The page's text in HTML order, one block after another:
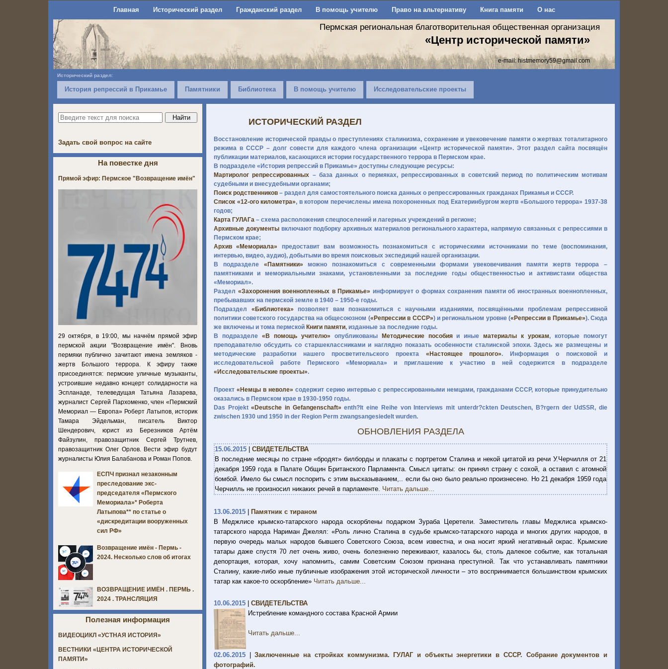
Главная Исторический раздел Гражданский раздел В помощь учителю Право на альтернативу Книга памяти О нас
Пермская региональная благотворительная общественная организация
«Центр исторической памяти»
e-mail:histmemory59@gmail.com
Исторический раздел:
История репрессий в Прикамье Памятники Библиотека В помощь учителю Исследовательские проекты
ИСТОРИЧЕСКИЙ РАЗДЕЛ
Восстановление исторической правды о преступлениях сталинизма, сохранение и увековечение памяти о жертвах тоталитарного
режима в СССР – долг совести для каждого члена организации «Центр исторической памяти». Этот раздел сайта посвящён
публикации материалов, касающихся истории государственного террора в Пермском крае.
В подразделе «История репрессий в Прикамье» доступны следующие ресурсы:
Мартиролог репрессированных – база данных о пермяках, репрессированных в советский период по политическим мотивам
судебными и внесудебными органами;
Поиск родственников – раздел для самостоятельного поиска данных о репрессированных гражданах Прикамья и СССР.
Список «12-ого километра», в котором перечислены имена похороненных под Екатеринбургом жертв «Большого террора» 1937-38
годов;
Карта ГУЛАГа – схема расположения спецпоселений и лагерных учреждений в регионе;
Архивные документывключают подборку архивных материалов регионального характера, напрямую связанных с репрессиями в
Пермском крае;
Архив «Мемориала»
предоставит вам возможность познакомиться с историческими источниками по теме (воспоминания,
интервью, видео, аудио), добытыми во время поисковых экспедиций нашей организации.
В подразделе «Памятники» можно познакомиться с современными формами увековечивания памяти жертв террора –
памятниками и мемориальными знаками, установленными за последние годы общественностью и активистами общества
«Мемориал».
Раздел «Захоронения военнопленных в Прикамье» информирует о формах сохранения памяти об иностранных военнопленных,
пребывавших на пермской земле в 1940 – 1950-е годы.
Подраздел «Библиотека» позволяет вам познакомиться с научными изданиями, посвящёнными проблемам репрессивной
политики советского государства на общесоюзном («Репрессии в СССР») и региональном уровне («Репрессии в Прикамье»). Сюда
же включены и тома пермской Книги памяти, изданные за последние годы.
В подразделе «В помощь учителю» опубликованы Методические пособияи иныематериалы к урокам, которые помогут
преподавателю обсудить со старшеклассниками и наглядно показать особенности сталинской эпохи. Здесь же размещены и
методические разработки нашего просветительского проекта «Настоящее прошлого». Информация о поисковой и
исследовательской работе Пермского «Мемориала» и приглашение к участию в ней содержится в подразделе
«Исследовательские проекты».
Проект «Немцы в неволе» содержит серию интервью с репрессированными немцами, гражданами СССР, которые принудительно
оказались в Пермском крае в 1930-1950 годы.
Das Projekt«Deutsche in Gefangenschaft» enth?lt eine Reihe von Interviews mit unterdr?ckten Deutschen, B?rgern der UdSSR, die
zwischen 1930 und 1950 in der Region Perm zwangsangesiedelt wurden.
ОБНОВЛЕНИЯ РАЗДЕЛА
15.06.2015
СВИДЕТЕЛЬСТВА
В последние месяцы по стране «бродят» билборды и плакаты с портретом Сталина и некой цитатой из речи У.Черчилля от 21
декабря 1959 года в Палате Общин Британского Парламента. Смысл цитаты: он принял страну с сохой, а оставил с атомной
бомбой. Имело бы смысл поспорить с этим высказыванием,.. если бы оно было реально произнесено. Но 21 декабря 1959 года
Черчилль не произносил никаких речей в парламенте. Читать дальше...
13.06.2015
Памятник с тираном
В Меджлисе крымско-татарского народа оскорблены подарком Зураба Церетели. Заместитель главы Меджлиса крымско-
татарского народа Нариман Джелял: «Роль лично Сталина в судьбе крымско-татарского народа и многих других народов, в
первую очередь малых народов бывшего Советского Союза, всем известна, и она носит яркий негативный окрас. Крымские
татары даже спустя 70 лет очень живо, очень болезненно переживают, казалось бы, столь далекое событие, как тотальная
депортация, которая, хочу напомнить, самим Советским Союзом признана преступной. Так что устанавливать памятники
Сталину, какие-либо иные публичные изображения этой исторической личности – это воспринимается большинством крымских
татар как какое-то оскорбление» Читать дальше...
10.06.2015
СВИДЕТЕЛЬСТВА
Истребление командного состава Красной Армии
Читать дальше...
02.06.2015 |Заключенные на стройках коммунизма. ГУЛАГ и объекты энергетики в СССР. Собрание документов и
фотографий.
Задать свой вопрос на сайте
На повестке дня
Прямой эфир: Пермское "Возвращение имён"
29 октября, в 19:00, мы начнём прямой эфир
пермской акции "Возвращение имён". Вновь
пермяки публично зачитают имена земляков -
жертв Большого террора. К эфиру также
присоединятся: пермские уличные музыканты,
устроившие недавно концерт солидарности на
Эспланаде, телеведущая Татьяна Лазарева,
журналист Сергей Пархоменко, член «Пермский
Мемориал — Европа» Роберт Латыпов, историк
Тамара Эйдельман, писатель Виктор
Шендерович, юрист из Березников Артём
Файзулин, правозащитник Сергей Трутнев,
правозащитник Олег Орлов. Вести эфир будут
журналисты Юлия Балабанова и Роман Попов.
ЕСПЧ признал незаконным
преследование экс-
председателя «Пермского
Мемориала»* Роберта
Латыпова** по статье о
«дискредитации вооруженных
сил РФ»
Возвращение имён - Пермь -
2024. Несколько слов об итогах
ВОЗВРАЩЕНИЕ ИМЁН . ПЕРМЬ .
2024 . ТРАНСЛЯЦИЯ
Полезная информация
ВИДЕОЦИКЛ «УСТНАЯ ИСТОРИЯ»
ВЕСТНИКИ «ЦЕНТРА ИСТОРИЧЕСКОЙ
ПАМЯТИ»